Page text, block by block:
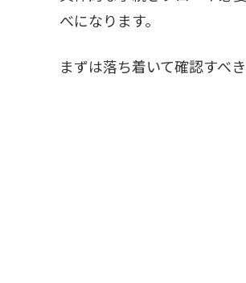
べになります。
まずは落ち着いて確認すべ